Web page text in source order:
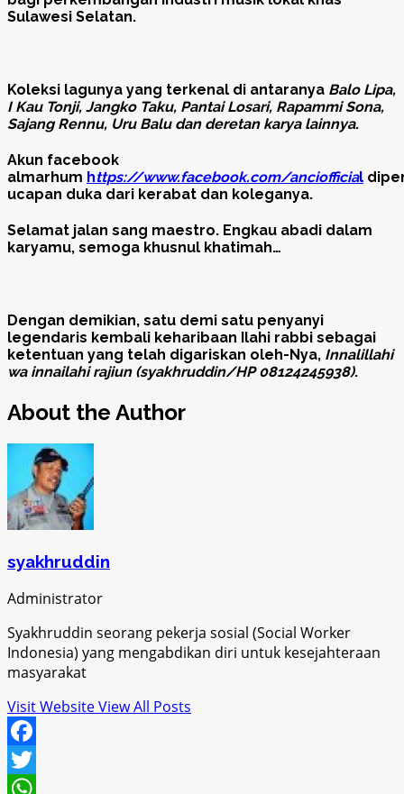
Sulawesi Selatan.
Koleksi lagunya yang terkenal di antaranya Balo Lipa,
I Kau Tonji, Jangko Taku, Pantai Losari, Rapammi Sona,
Sajang Rennu, Uru Balu dan deretan karya lainnya.
Akun facebook
almarhum https://www.facebook.com/anciofficial
ucapan duka dari kerabat dan koleganya.
Selamat jalan sang maestro. Engkau abadi dalam
karyamu, semoga khusnul khatimah…
Dengan demikian, satu demi satu penyanyi
legendaris kembali keharibaan Ilahi rabbi sebagai
ketentuan yang telah digariskan oleh-Nya, Innalillahi
wa innailahi rajiun (syakhruddin/HP 08124245938).
About the Author
syakhruddin
Administrator
Syakhruddin seorang pekerja sosial (Social Worker
Indonesia) yang mengabdikan diri untuk kesejahteraan
masyarakat
Visit WebsiteView All Posts
Facebook
Twitter